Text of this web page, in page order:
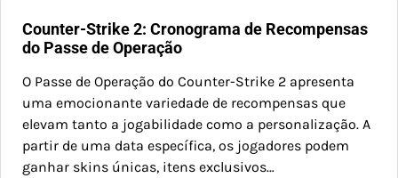
Counter-Strike 2: Cronograma de Recompensas
do Passe de Operação
O Passe de Operação do Counter-Strike 2 apresenta
uma emocionante variedade de recompensas que
elevam tanto a jogabilidade como a personalização. A
partir de uma data específica, os jogadores podem
ganhar skins únicas, itens exclusivos…